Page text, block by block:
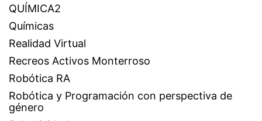
QUÍMICA2
Químicas
Realidad Virtual
Recreos Activos Monterroso
Robótica RA
Robótica y Programación con perspectiva de
género